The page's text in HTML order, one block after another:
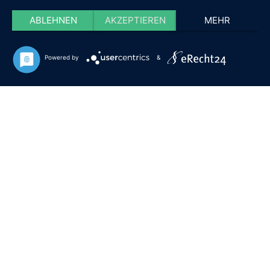
ABLEHNEN AKZEPTIEREN MEHR
Powered by &